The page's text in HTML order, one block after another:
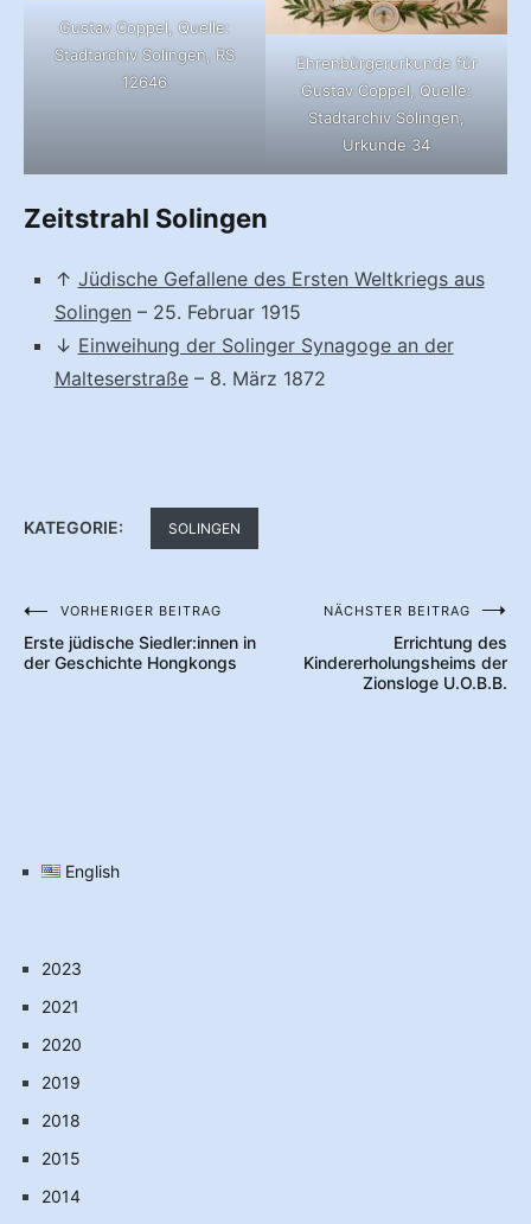
Gustav Coppel, Quelle:
Stadtarchiv Solingen, RS
12646
Ehrenbürgerurkunde für
Gustav Coppel, Quelle:
Stadtarchiv Solingen,
Urkunde 34
Zeitstrahl Solingen
↑ Jüdische Gefallene des Ersten Weltkriegs aus
Solingen – 25. Februar 1915
↓ Einweihung der Solinger Synagoge an der
Malteserstraße– 8. März 1872
KATEGORIE: SOLINGEN
Beitragsnavigation
VORHERIGER BEITRAG
Erste jüdische Siedler:innen in
der Geschichte Hongkongs
NÄCHSTER BEITRAG
Errichtung des
Kindererholungsheims der
Zionsloge U.O.B.B.
English
2023
2021
2020
2019
2018
2015
2014